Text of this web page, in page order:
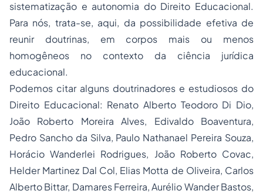
sistematização e autonomia do Direito Educacional.
Para nós, trata-se, aqui, da possibilidade efetiva de
reunir doutrinas, em corpos mais ou menos
homogêneos no contexto da ciência jurídica
educacional.
Podemos citar alguns doutrinadores e estudiosos do
Direito Educacional: Renato Alberto Teodoro Di Dio,
João Roberto Moreira Alves, Edivaldo Boaventura,
Pedro Sancho da Silva, Paulo Nathanael Pereira Souza,
Horácio Wanderlei Rodrigues, João Roberto Covac,
Helder Martinez Dal Col, Elias Motta de Oliveira, Carlos
Alberto Bittar, Damares Ferreira, Aurélio Wander Bastos,